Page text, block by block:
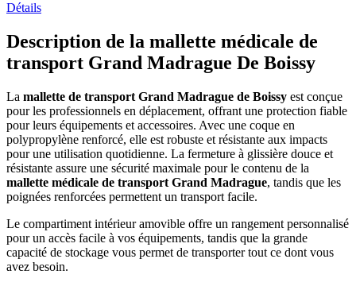
Détails
Description de la mallette médicale de
transport Grand Madrague De Boissy
La mallette de transport Grand Madrague de Boissy est conçue
pour les professionnels en déplacement, offrant une protection fiable
pour leurs équipements et accessoires. Avec une coque en
polypropylène renforcé, elle est robuste et résistante aux impacts
pour une utilisation quotidienne. La fermeture à glissière douce et
résistante assure une sécurité maximale pour le contenu de la
mallette médicale de transport Grand Madrague, tandis que les
poignées renforcées permettent un transport facile.
Le compartiment intérieur amovible offre un rangement personnalisé
pour un accès facile à vos équipements, tandis que la grande
capacité de stockage vous permet de transporter tout ce dont vous
avez besoin.